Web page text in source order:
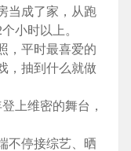
当成了家，从跑
小时以上。
平时最喜爱的
，抽到什么就做
上维密的舞台，
停接综艺、晒